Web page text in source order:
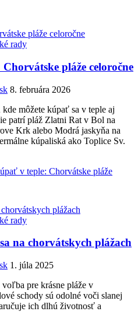
rady
pláže celoročne
8. februára 2026
môžete kúpať sa v teple aj
patrí pláž Zlatni Rat v Bol na
Krk alebo Modrá jaskyňa na
kúpaliská ako Toplice Sv.
v teple: Chorvátske pláže
rady
na chorvátskych plážach
1. júla 2025
pre krásne pláže v
schody sú odolné voči slanej
ich dlhú životnosť a